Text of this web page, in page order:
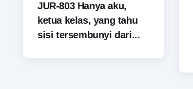
JUR-803 Hanya aku,
ketua kelas, yang tahu
sisi tersembunyi dari...